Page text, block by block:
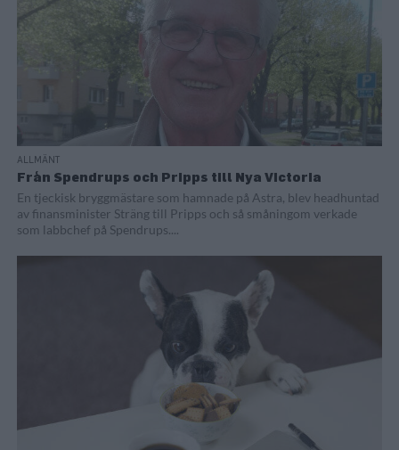
ALLMÄNT
Från Spendrups och Pripps till Nya Victoria
En tjeckisk bryggmästare som hamnade på Astra, blev headhuntad
av finansminister Sträng till Pripps och så småningom verkade
som labbchef på Spendrups....